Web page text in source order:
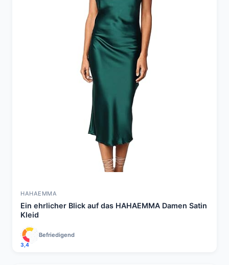
HAHAEMMA
Ein ehrlicher Blick auf das HAHAEMMA Damen Satin
Kleid
3,4
Befriedigend